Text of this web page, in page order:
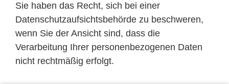
Sie haben das Recht, sich bei einer
Datenschutzaufsichtsbehörde zu beschweren,
wenn Sie der Ansicht sind, dass die
Verarbeitung Ihrer personenbezogenen Daten
nicht rechtmäßig erfolgt.